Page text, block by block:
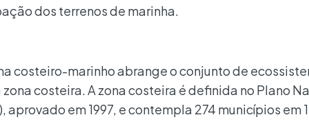
dos terrenos de marinha.
costeiro-marinho abrange o conjunto de
costeira. A zona costeira é definida no Plano
em 1997, e contempla 274 municípios em